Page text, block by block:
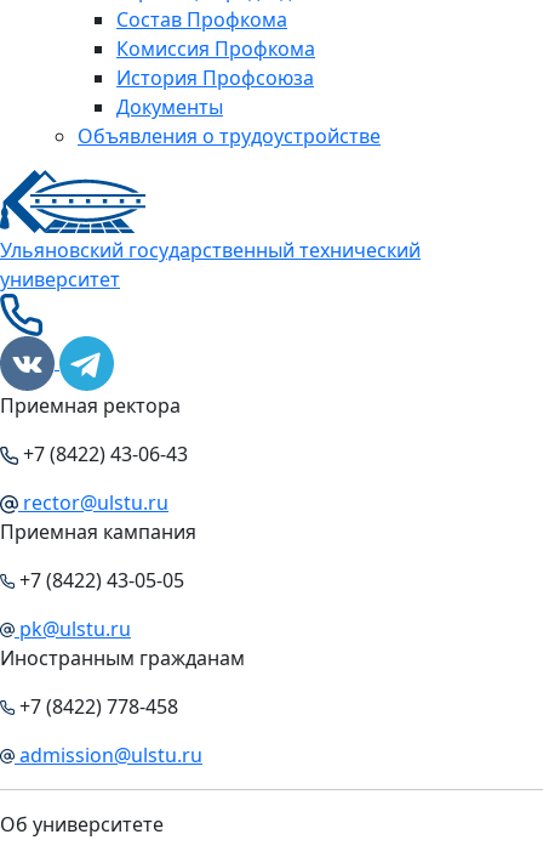
Состав Профкома
Комиссия Профкома
История Профсоюза
Документы
Объявления о трудоустройстве
Ульяновский государственный технический
университет
Приемная ректора
+7 (8422) 43-06-43
rector@ulstu.ru
Приемная кампания
+7 (8422) 43-05-05
pk@ulstu.ru
Иностранным гражданам
+7 (8422) 778-458
admission@ulstu.ru
Об университете